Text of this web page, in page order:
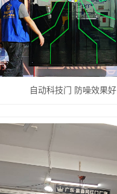
自动科技门 防噪效果好